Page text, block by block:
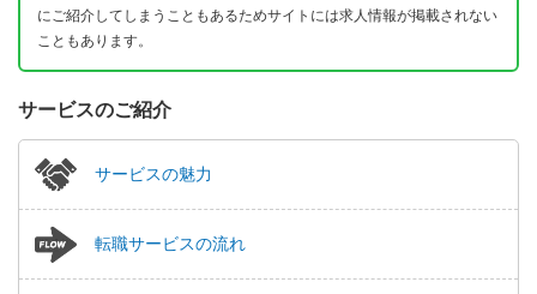
にご紹介してしまうこともあるためサイトには求人情報が掲載されない
こともあります。
サービスのご紹介
サービスの魅力
転職サービスの流れ